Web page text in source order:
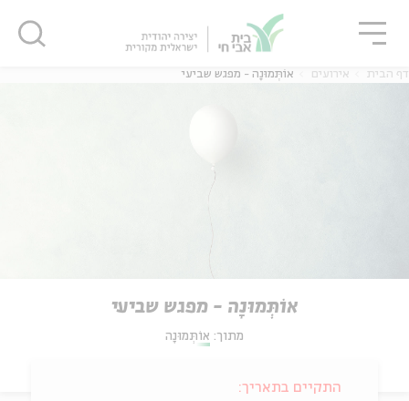
דף הבית אירועים אוֹתְּמוּנָה - מפגש שביעי
אוֹתְּמוּנָה - מפגש שביעי
מתוך: אוֹתְּמוּנָה
התקיים בתאריך:
סגור